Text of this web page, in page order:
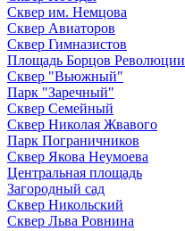
Сквер им. Немцова
Сквер Авиаторов
Сквер Гимназистов
Площадь Борцов Революции
Сквер "Вьюжный"
Парк "Заречный"
Сквер Семейный
Сквер Николая Жвавого
Парк Пограничников
Сквер Якова Неумоева
Центральная площадь
Загородный сад
Сквер Никольский
Сквер Льва Ровнина